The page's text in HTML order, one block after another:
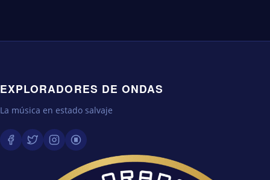
EXPLORADORES DE ONDAS
La música en estado salvaje